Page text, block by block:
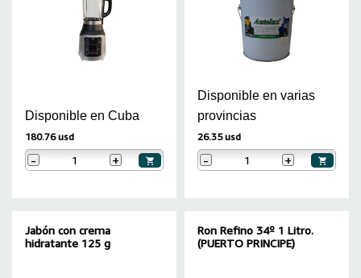
Disponible en Cuba
180.76 usd
- +
Disponible en varias
provincias
26.35 usd
- +
Jabón con crema
hidratante 125 g
Ron Refino 34º 1 Litro.
(PUERTO PRINCIPE)